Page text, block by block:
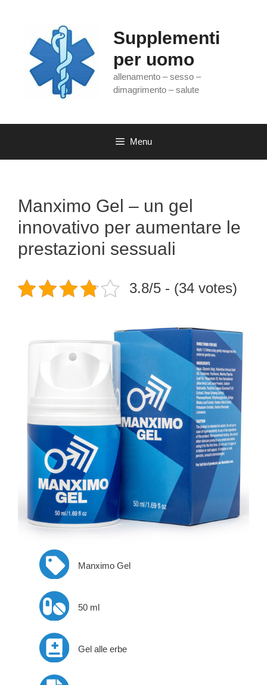
Supplementi
per uomo
allenamento – sesso –
dimagrimento – salute
Menu
Manximo Gel – un gel
innovativo per aumentare le
prestazioni sessuali
3.8/5 - (34 votes)
Manximo Gel
50 ml
Gel alle erbe